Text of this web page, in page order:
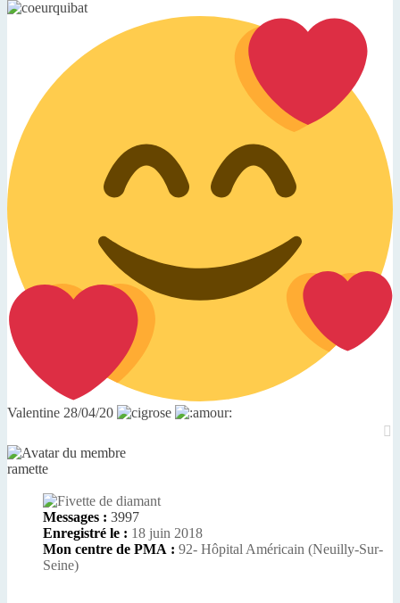
Valentine 28/04/20
ramette
Messages : 3997
Enregistré le : 18 juin 2018
Mon centre de PMA : 92- Hôpital Américain (Neuilly-Sur-
Seine)